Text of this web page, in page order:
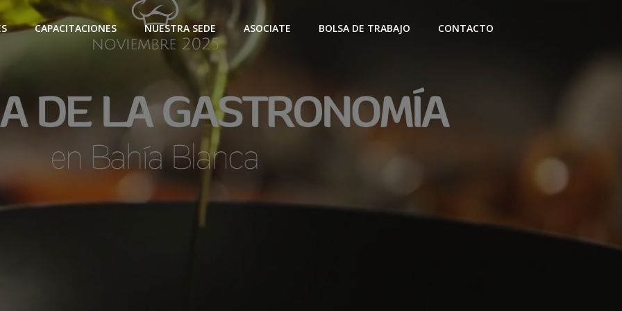
CAPACITACIONES NUESTRA SEDE ASOCIATE BOLSA DE TRABAJO CONTACTO